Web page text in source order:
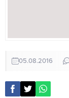
05.08.2016